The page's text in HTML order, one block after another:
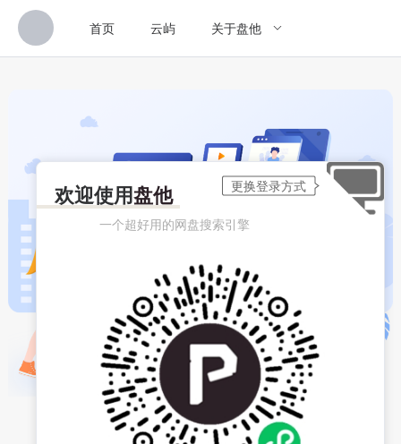
首页 云屿 关于盘他
欢迎使用盘他
一个超好用的网盘搜索引擎